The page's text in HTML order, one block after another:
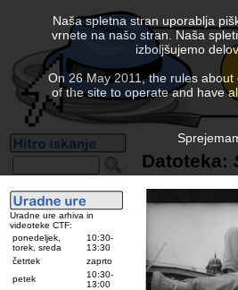
Uradne ure arhiva in
videoteke CTF:
ponedeljek,
torek, sreda
10:30-
13:30
četrtek
zaprto
petek
10:30-
13:00
Datoteka:
Naša spletna stran uporablja
vrnete na našo stran. Naša
izboljšujemo
On 26 May 2011, the rules
of the site to operate and have